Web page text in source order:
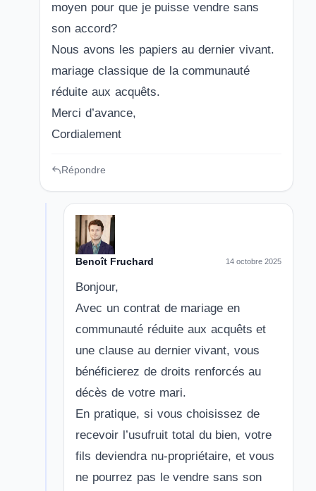
moyen pour que je puisse vendre sans
son accord?
Nous avons les papiers au dernier vivant.
mariage classique de la communauté
réduite aux acquêts.
Merci d’avance,
Cordialement
Répondre
Benoît Fruchard 14 octobre 2025
Bonjour,
Avec un contrat de mariage en
communauté réduite aux acquêts et
une clause au dernier vivant, vous
bénéficierez de droits renforcés au
décès de votre mari.
En pratique, si vous choisissez de
recevoir l’usufruit total du bien, votre
fils deviendra nu-propriétaire, et vous
ne pourrez pas le vendre sans son